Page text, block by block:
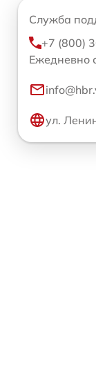
Служба
+7 (800)
Ежедневно
ул.